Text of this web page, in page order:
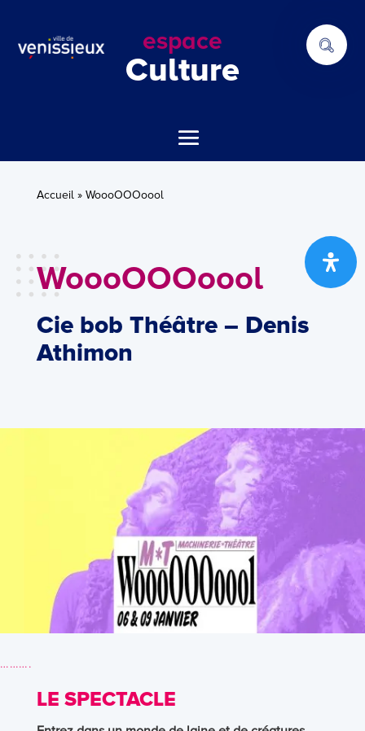
espace
Culture
Accueil» WoooOOOoool
WoooOOOoool
Cie bob Théâtre – Denis
Athimon
……….
LE SPECTACLE